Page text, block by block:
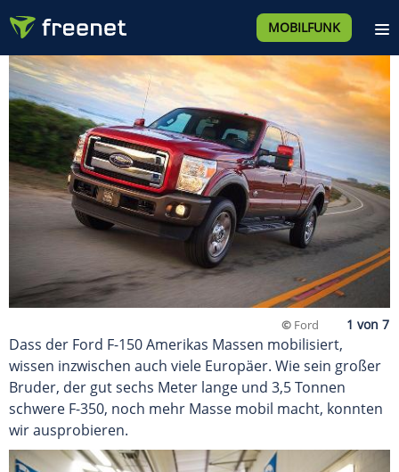
MOBILFUNK
© Ford
Dass der Ford F-150 Amerikas Massen mobilisiert,
wissen inzwischen auch viele Europäer. Wie sein großer
Bruder, der gut sechs Meter lange und 3,5 Tonnen
schwere F-350, noch mehr Masse mobil macht, konnten
wir ausprobieren.